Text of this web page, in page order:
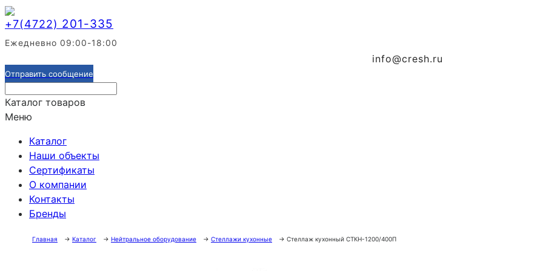
+7(4722) 201-335
Ежедневно 09:00-18:00
info@cresh.ru
Отправить сообщение
Каталог товаров
Меню
Каталог
Наши объекты
Сертификаты
О компании
Контакты
Бренды
Главная → Каталог → Нейтральное оборудование → Стеллажи кухонные → Стеллаж кухонный СТКН-1200/400П